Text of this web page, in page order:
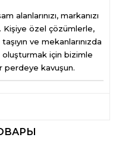
alanlarınızı, markanızı
Kişiye özel çözümlerle,
ve mekanlarınızda
oluşturmak için bizimle
perdeye kavuşun.